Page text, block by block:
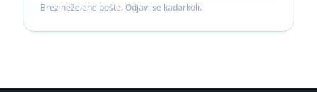
Brez neželene pošte. Odjavi se kadarkoli.